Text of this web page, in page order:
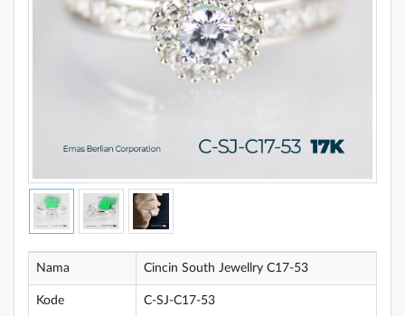
Nama Cincin South Jewellry C17-53
Kode C-SJ-C17-53